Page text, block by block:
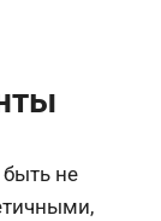
не